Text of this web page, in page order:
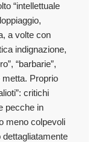
“intellettuale
a volte con
indignazione,
“barbarie”,
metta. Proprio
critichi
pecche in
meno colpevoli
dettagliatamente